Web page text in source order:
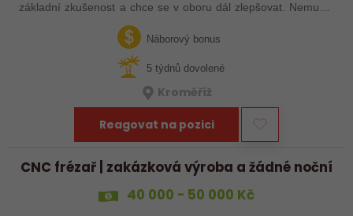
základní zkušenost a chce se v oboru dál zlepšovat. Nemusíš
abys už někdy pracoval…Náborový bonus
5 týdnů dovolené
Kroměříž
Reagovat na pozici
CNC frézař | zakázková výroba a žádné noční
40 000 - 50 000 Kč